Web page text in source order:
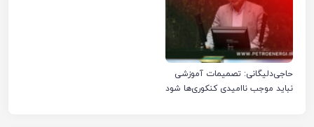
حاجی‌دلیگانی: تصمیمات آموزشی
نباید موجب ناامیدی کنکوری‌ها شود